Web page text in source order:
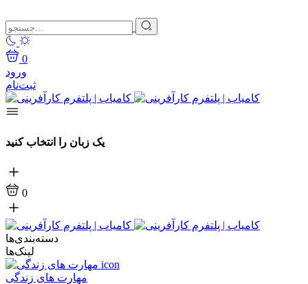
0
ورود
ثبت‌نام
یک زبان را انتخاب کنید
0
دسته‌بندی‌ها
لینک‌ها
مهارت های زندگی